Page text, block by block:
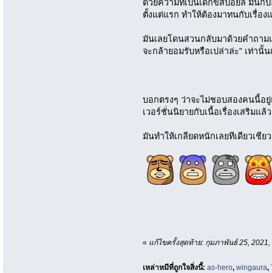
ด้วยความที่เป็นเด็กขี้สปอยล์ มันก็
ตั้งแต่แรก ทำให้ต้องมาทนกับเรื่อง
มันเลยโดนสวนกลับมาด้วยคำถา
จะกล้ายอมรับหรือเปล่าล่ะ" เท่านั้
บอกตรงๆ ว่าจะไม่ชอบสองคนนี้อ
เวอร์ชั่นนิยายกับเนื้อเรื่องเสริมแล้ว
มันทำให้เกลียดหนักเลยทีเดียวเชียว
« แก้ไขครั้งสุดท้าย: กุมภาพันธ์ 25, 2021,
เหล่าหมีที่ถูกใจสิ่งนี้:as-hero,wingaura,